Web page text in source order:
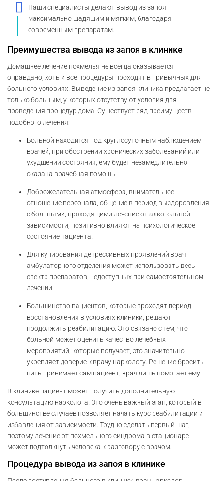
Наши специалисты делают вывод из запоя
максимально щадящим и мягким, благодаря
современным препаратам.
Преимущества вывода из запоя в клинике
Домашнее лечение похмелья не всегда оказывается
оправдано, хоть и все процедуры проходят в привычных для
больного условиях. Выведение из запоя клиника предлагает не
только больным, у которых отсутствуют условия для
проведения процедур дома. Существует ряд преимуществ
подобного лечения:
Больной находится под круглосуточным наблюдением
врачей, при обострении хронических заболеваний или
ухудшении состояния, ему будет незамедлительно
оказана врачебная помощь.
Доброжелательная атмосфера, внимательное
отношение персонала, общение в период выздоровления
с больными, проходящими лечение от алкогольной
зависимости, позитивно влияют на психологическое
состояние пациента.
Для купирования депрессивных проявлений врач
амбулаторного отделения может использовать весь
спектр препаратов, недоступных при самостоятельном
лечении.
Большинство пациентов, которые проходят период
восстановления в условиях клиники, решают
продолжить реабилитацию. Это связано с тем, что
больной может оценить качество лечебных
мероприятий, которые получает, это значительно
укрепляет доверие к врачу наркологу. Решение бросить
пить принимает сам пациент, врач лишь помогает ему.
В клинике пациент может получить дополнительную
консультацию нарколога. Это очень важный этап, который в
большинстве случаев позволяет начать курс реабилитации и
избавления от зависимости. Трудно сделать первый шаг,
поэтому лечение от похмельного синдрома в стационаре
может подтолкнуть человека к разговору с врачом.
Процедура вывода из запоя в клинике